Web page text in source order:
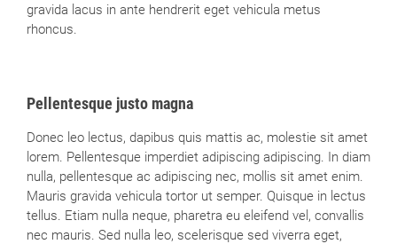
gravida lacus in ante hendrerit eget vehicula metus
rhoncus.
Pellentesque justo magna
Donec leo lectus, dapibus quis mattis ac, molestie sit amet
lorem. Pellentesque imperdiet adipiscing adipiscing. In diam
nulla, pellentesque ac adipiscing nec, mollis sit amet enim.
Mauris gravida vehicula tortor ut semper. Quisque in lectus
tellus. Etiam nulla neque, pharetra eu eleifend vel, convallis
nec mauris. Sed nulla leo, scelerisque sed viverra eget,